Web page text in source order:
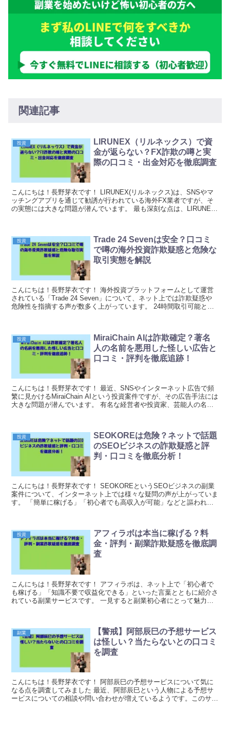
関連記事
投資
LIRUNEX（リルネックス）で資
金が返らない？FX詐欺の噂と実
際の口コミ・出金対応を徹底調査
こんにちは！長野芽衣です！ LIRUNEX(リルネックス)は、SNSやマ
ッチングアプリを通じて勧誘が行われている海外FX業者ですが、そ
の実態には大きな問題が潜んでいます。 最も深刻な点は、LIRUNEX
投資
Trade 24 Sevenは安全？口コミ
で噂の海外投資詐欺疑惑と危険な
取引実態を解説
こんにちは！長野芽衣です！ 海外投資プラットフォームとして運営
されている「Trade 24 Seven」について、ネット上では詐欺疑惑や
危険性を指摘する声が数多く上がっています。 24時間取引可能とい
投資
MiraiChain AIは詐欺確定？著名
人の名前を悪用した怪しい広告と
口コミ・評判を徹底追跡！
こんにちは！長野芽衣です！ 最近、SNSやインターネット広告で頻
繁に見かけるMiraiChain AIという投資案件ですが、その広告手法には
大きな問題が潜んでいます。 有名な経営者や投資家、芸能人の名前
投資
SEOKOREは危険？ネットで話題
のSEOビジネスの詐欺疑惑と評
判・口コミを徹底分析！
こんにちは！長野芽衣です！ SEOKOREというSEOビジネスの副業
案件について、インターネット上では様々な疑問の声が上がっていま
す。 「簡単に稼げる」「初心者でも高収入が可能」などと謳われて
投資
アフィラボは本当に稼げる？料
金・評判・副業詐欺疑惑を徹底調
査
こんにちは！長野芽衣です！ アフィラボは、ネット上で「初心者で
も稼げる」「知識不要で収益化できる」といった言葉とともに紹介さ
れている副業サービスです。 一見すると副業初心者にとって魅力的
副業
【警戒】阿部辰巳の予想サービス
は怪しい？当たらないとの口コミ
を調査
こんにちは！長野芽衣です！ 阿部辰巳の予想サービスについて気に
なる点を調査してみました 最近、阿部辰巳という人物による予想サ
ービスについての相談や問い合わせが増えているようです。このサー